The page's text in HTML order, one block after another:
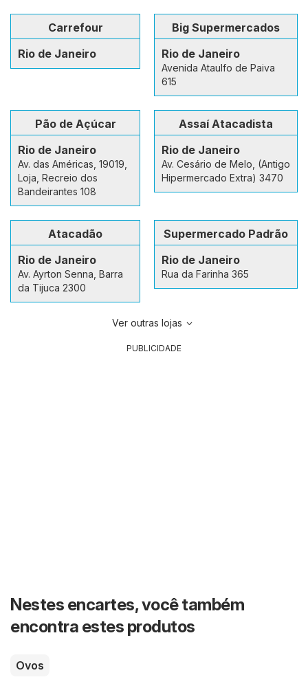
Carrefour
Rio de Janeiro
Big Supermercados
Rio de Janeiro
Avenida Ataulfo de Paiva
615
Pão de Açúcar
Rio de Janeiro
Av. das Américas, 19019,
Loja, Recreio dos
Bandeirantes 108
Assaí Atacadista
Rio de Janeiro
Av. Cesário de Melo, (Antigo
Hipermercado Extra) 3470
Atacadão
Rio de Janeiro
Av. Ayrton Senna, Barra
da Tijuca 2300
Supermercado Padrão
Rio de Janeiro
Rua da Farinha 365
Ver outras lojas
PUBLICIDADE
Nestes encartes, você também
encontra estes produtos
Ovos